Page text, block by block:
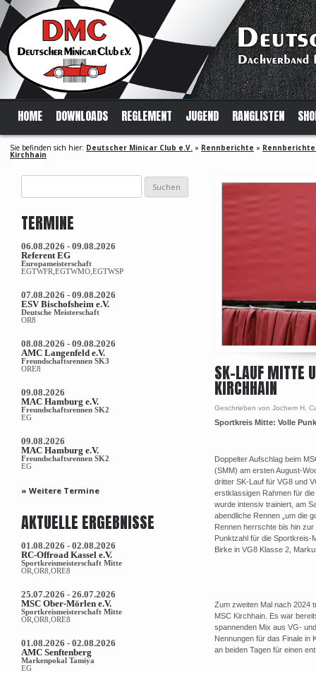
HOME DOWNLOADS REGLEMENT JUGEND RANGLISTEN
Sie befinden sich hier: Deutscher Minicar Club e.V. » Rennberichte »
Kirchhain
SK-LAUF MITTE
KIRCHHAIN
Geschrieben von Jochem H.
Sportkreis Mitte: Volle
Doppelter Aufschlag beim
(SMM) am ersten August-
dritter SK-Lauf für VG8 und
erstklassigen Rahmen für
wurde intensiv trainiert, am
abendliche Rennen „um die
Rennen herrschte bis hin
Punktzahl für die Sportkreis-
Birke in VG8 Klasse 2,
Zum zweiten Mal nach 2024
MSC Kirchhain. Es war
spannenden Mix aus VG-
Nennungen für das Finale in
an beiden Tagen für einen
nach:
TERMINE
06.08.2026 - 09.08.2026
Referent EG
Europameisterschaft
EGTWFR,EGTWMO,EGTWSP
07.08.2026 - 09.08.2026
ESV Bischofsheim e.V.
Deutsche Meisterschaft
OR8
08.08.2026 - 09.08.2026
AMC Langenfeld e.V.
Freundschaftsrennen SK3
ORE8
09.08.2026
MAC Hamburg e.V.
Freundschaftsrennen SK2
EG
09.08.2026
MAC Hamburg e.V.
Freundschaftsrennen SK2
EG
» Weitere Termine
AKTUELLE ERGEBNISSE
01.08.2026 - 02.08.2026
RC-Offroad Kassel e.V.
Sportkreismeisterschaft Mitte
OR,OR8,ORE8
25.07.2026 - 26.07.2026
MSC Ober-Mörlen e.V.
Sportkreismeisterschaft Mitte
OR,OR8,ORE8
01.08.2026 - 02.08.2026
AMC Senftenberg
Markenpokal Tamiya
EG